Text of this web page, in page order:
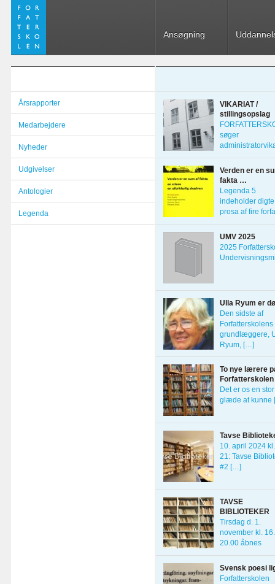
Ansøgning
Årsrapporter
Medarbejdere
Nyheder
Udgivelser
Antologier
Legenda
VIKARIAT /
stillingsopslag
søger
1. marts 2022
Verden er en
fakta …
Legenda 5
indeholder
prosa af fire
fra Skt.
UMV 2025
2025
Ulla Ryum er
Den sidste af
Forfatterskolens
grundlæggere,
Ryum, […]
To nye lærere
Forfatterskolen
Det er os en stor
glæde at kunne
Tavse
10. april 2024
21: Tavse
#2 […]
TAVSE
BIBLIOTEKER
Tirsdag d. 1.
november kl.
20.00 åbnes
Svensk poesi
Forfatterskolen